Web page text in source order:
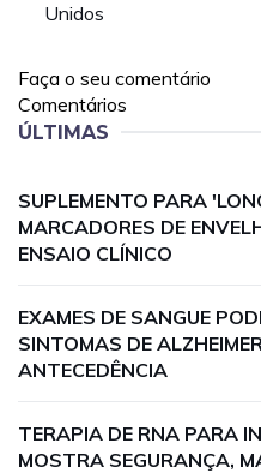
Unidos
Faça o seu comentário
Comentários
ÚLTIMAS
SUPLEMENTO PARA
MARCADORES DE
ENSAIO CLÍNICO
EXAMES DE SANGUE
SINTOMAS DE
ANTECEDÊNCIA
TERAPIA DE RNA PARA
MOSTRA SEGURANÇA,